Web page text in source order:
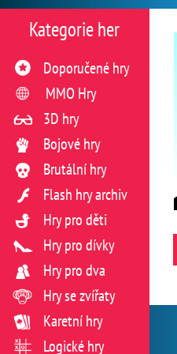
Kategorie her
Doporučené hry
MMO Hry
3D hry
Bojové hry
Brutální hry
Flash hry archiv
Hry pro děti
Hry pro dívky
Hry pro dva
Hry se zvířaty
Karetní hry
Logické hry